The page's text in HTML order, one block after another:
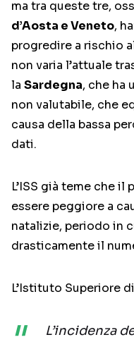
ma tra queste tre,
d’Aosta e Veneto,
progredire a rischio
non varia l’attuale
la Sardegna, che ha
non valutabile, che
causa della bassa
dati.
L’ISS già teme che
essere peggiore a
natalizie, periodo in
drasticamente il
L’Istituto Superiore
L’incidenza